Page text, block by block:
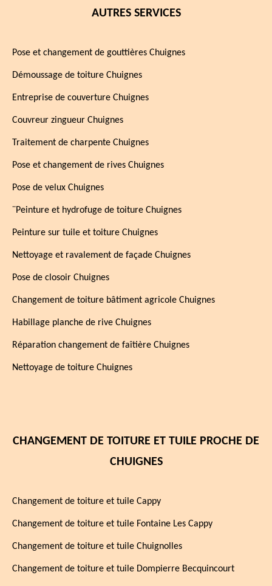
AUTRES SERVICES
Pose et changement de gouttières Chuignes
Démoussage de toiture Chuignes
Entreprise de couverture Chuignes
Couvreur zingueur Chuignes
Traitement de charpente Chuignes
Pose et changement de rives Chuignes
Pose de velux Chuignes
¨Peinture et hydrofuge de toiture Chuignes
Peinture sur tuile et toiture Chuignes
Nettoyage et ravalement de façade Chuignes
Pose de closoir Chuignes
Changement de toiture bâtiment agricole Chuignes
Habillage planche de rive Chuignes
Réparation changement de faîtière Chuignes
Nettoyage de toiture Chuignes
CHANGEMENT DE TOITURE ET TUILE PROCHE DE
CHUIGNES
Changement de toiture et tuile Cappy
Changement de toiture et tuile Fontaine Les Cappy
Changement de toiture et tuile Chuignolles
Changement de toiture et tuile Dompierre Becquincourt